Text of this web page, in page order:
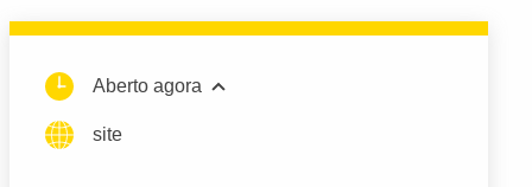
Aberto agora
site